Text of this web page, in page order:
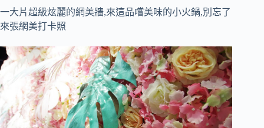
一大片超級炫麗的網美牆,來這品嚐美味的小火鍋,別忘了
來張網美打卡照